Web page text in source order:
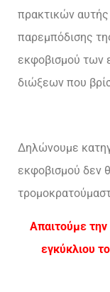
πρακτικών
παρεμπόδισης
εκφοβισμού των
διώξεων που
Δηλώνουμε
εκφοβισμού δεν
Απαιτούμε
εγκύκλιου